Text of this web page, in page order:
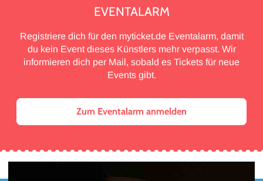
EVENTALARM
Registriere dich für den myticket.de Eventalarm, damit
du kein Event dieses Künstlers mehr verpasst. Wir
informieren dich per Mail, sobald es Tickets für neue
Events gibt.
Zum Eventalarm anmelden